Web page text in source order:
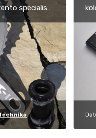
specialista
i zajímavé…